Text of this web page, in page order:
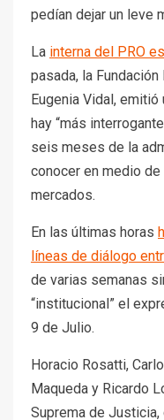
pedían dejar un leve
La interna del PRO
pasada, la
Eugenia Vidal,
hay “más
seis meses de la
conocer en medio
mercados.
En las últimas horas
líneas de diálogo
de varias semanas
“institucional” el
9 de Julio.
Horacio Rosatti,
Maqueda y Ricardo
Suprema de Justicia,